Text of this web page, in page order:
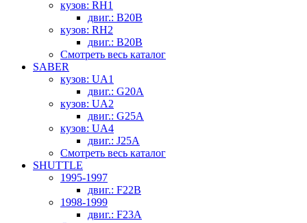
кузов: RH1
двиг.: B20B
кузов: RH2
двиг.: B20B
Смотреть весь каталог
SABER
кузов: UA1
двиг.: G20A
кузов: UA2
двиг.: G25A
кузов: UA4
двиг.: J25A
Смотреть весь каталог
SHUTTLE
1995-1997
двиг.: F22B
1998-1999
двиг.: F23A